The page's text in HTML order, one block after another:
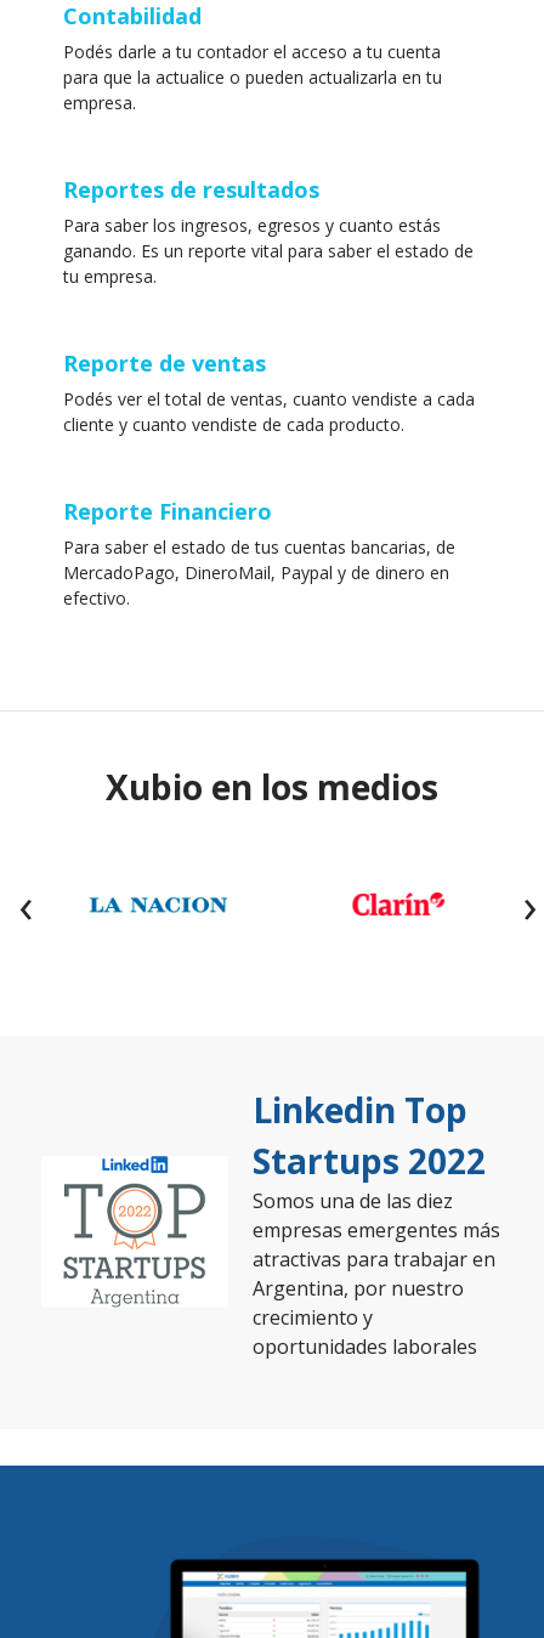
Contabilidad
Podés darle a tu contador el acceso a tu cuenta
para que la actualice o pueden actualizarla en tu
empresa.
Reportes de resultados
Para saber los ingresos, egresos y cuanto estás
ganando. Es un reporte vital para saber el estado de
tu empresa.
Reporte de ventas
Podés ver el total de ventas, cuanto vendiste a cada
cliente y cuanto vendiste de cada producto.
Reporte Financiero
Para saber el estado de tus cuentas bancarias, de
MercadoPago, DineroMail, Paypal y de dinero en
efectivo.
Xubio en los medios
‹ ›
Linkedin Top
Startups 2022
Somos una de las diez
empresas emergentes más
atractivas para trabajar en
Argentina, por nuestro
crecimiento y
oportunidades laborales